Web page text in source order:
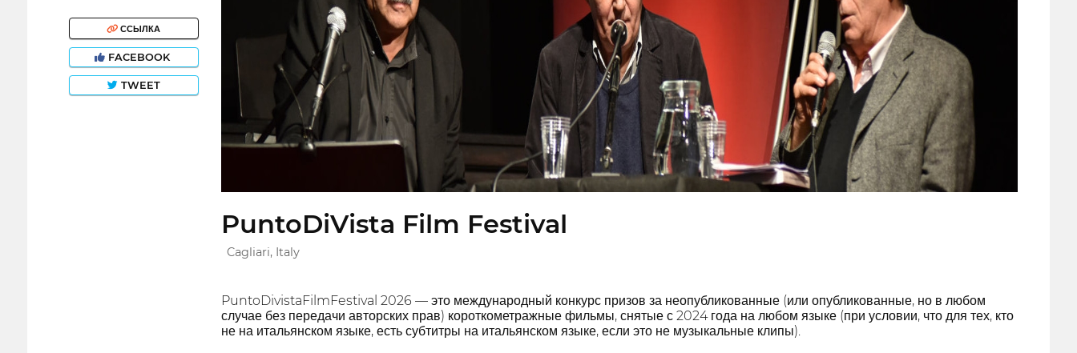
ССЫЛКА
FACEBOOK
TWEET
PuntoDiVista Film Festival
Cagliari, Italy
PuntoDivistaFilmFestival 2026 — это международный конкурс призов за неопубликованные (или опубликованные, но в любом
случае без передачи авторских прав) короткометражные фильмы, снятые с 2024 года на любом языке (при условии, что для тех, кто
не на итальянском языке, есть субтитры на итальянском языке, если это не музыкальные клипы).